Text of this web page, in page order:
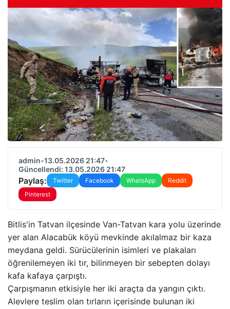
admin•13.05.2026 21:47•
Güncellendi: 13.05.2026 21:47
Paylaş: Twitter Facebook WhatsApp
Reddit
Pinterest
Bitlis'in Tatvan ilçesinde Van-Tatvan kara yolu üzerinde
yer alan Alacabük köyü mevkinde akılalmaz bir kaza
meydana geldi. Sürücülerinin isimleri ve plakaları
öğrenilemeyen iki tır, bilinmeyen bir sebepten dolayı
kafa kafaya çarpıştı.
Çarpışmanın etkisiyle her iki araçta da yangın çıktı.
Alevlere teslim olan tırların içerisinde bulunan iki